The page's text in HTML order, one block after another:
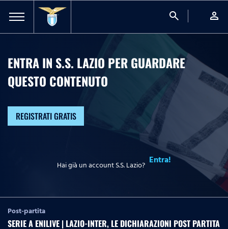
search person
ENTRA IN S.S. LAZIO PER GUARDARE
QUESTO CONTENUTO
REGISTRATI GRATIS
Hai già un account S.S. Lazio? Entra!
Post-partita
SERIE A ENILIVE | LAZIO-INTER, LE DICHIARAZIONI POST PARTITA